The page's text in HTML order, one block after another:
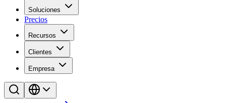
Soluciones
Precios
Recursos
Clientes
Empresa